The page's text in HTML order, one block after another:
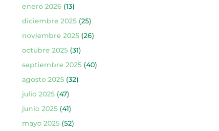
enero 2026(13)
diciembre 2025(25)
noviembre 2025(26)
octubre 2025(31)
septiembre 2025(40)
agosto 2025(32)
julio 2025(47)
junio 2025(41)
mayo 2025(52)